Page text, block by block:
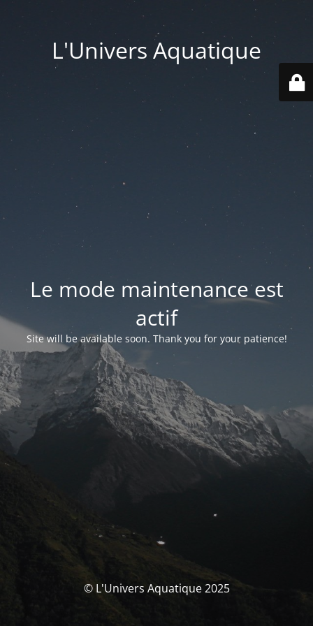
L'Univers Aquatique
Le mode maintenance est
actif
Site will be available soon. Thank you for your patience!
© L'Univers Aquatique 2025